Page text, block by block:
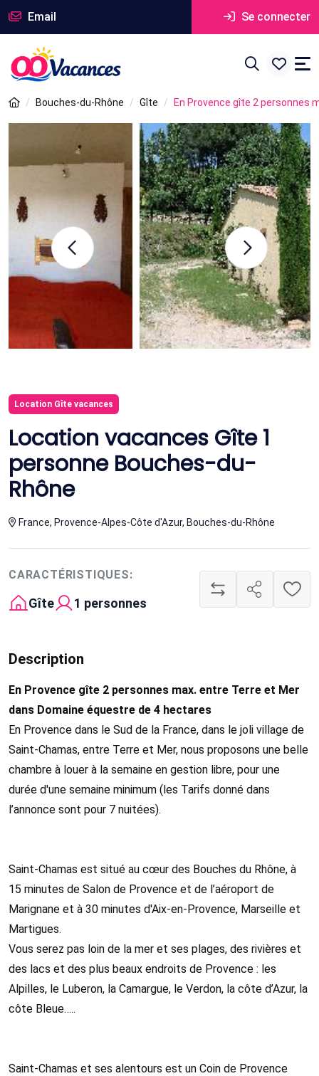
Email Se connecter
Bouches-du-Rhône Gîte En Provence gîte 2 personnes
Location Gîte vacances
Location vacances Gîte 1
personne Bouches-du-
Rhône
France, Provence-Alpes-Côte d'Azur, Bouches-du-Rhône
CARACTÉRISTIQUES:
Gîte 1 personnes
Description
En Provence gîte 2 personnes max. entre Terre et Mer
dans Domaine équestre de 4 hectares
En Provence dans le Sud de la France, dans le joli village de
Saint-Chamas, entre Terre et Mer, nous proposons une belle
chambre à louer à la semaine en gestion libre, pour une
durée d'une semaine minimum (les Tarifs donné dans
l’annonce sont pour 7 nuitées).
Saint-Chamas est situé au cœur des Bouches du Rhône, à
15 minutes de Salon de Provence et de l’aéroport de
Marignane et à 30 minutes d'Aix-en-Provence, Marseille et
Martigues.
Vous serez pas loin de la mer et ses plages, des rivières et
des lacs et des plus beaux endroits de Provence : les
Alpilles, le Luberon, la Camargue, le Verdon, la côte d’Azur, la
côte Bleue…..
Saint-Chamas et ses alentours est un Coin de Provence